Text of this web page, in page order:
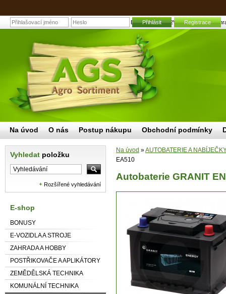
Autobaterie GRANIT ENDURANCE 12V 56Ah EA510 |
Přihlásit Registrace
Vyhledat položku
Rozšířené vyhledávání
E-shop
BONUSY
E-VOZIDLA A STROJE
ZAHRADA A HOBBY
POSTŘIKOVAČE A APLIKÁTORY
ZEMĚDĚLSKÁ TECHNIKA
KOMUNÁLNÍ TECHNIKA
Na úvod »AUTOBATERIE A
EA510
Autobaterie GRANIT
Na úvod O nás Postup nákupu Obchodní podmínky